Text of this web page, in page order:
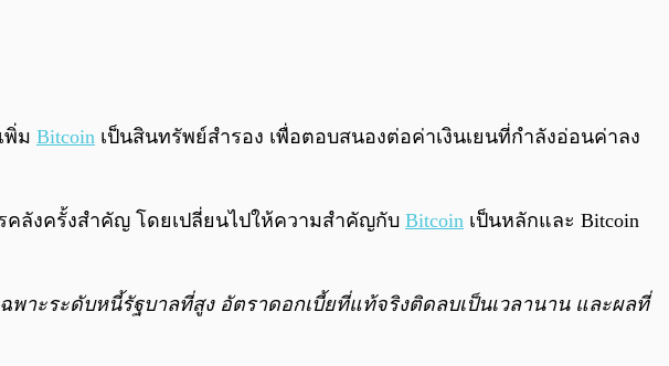
0:00 / 0:00
พิ่ม Bitcoin เป็นสินทรัพย์สำรอง เพื่อตอบสนองต่อค่าเงินเยนที่กำลังอ่อนค่าลง
คลังครั้งสำคัญ โดยเปลี่ยนไปให้ความสำคัญกับ Bitcoin เป็นหลักและ Bitcoin
าะระดับหนี้รัฐบาลที่สูง อัตราดอกเบี้ยที่แท้จริงติดลบเป็นเวลานาน และผลที่